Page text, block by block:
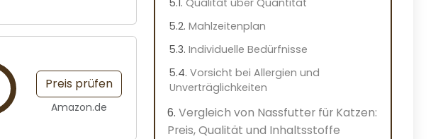
Preis prüfen
Amazon.de
Mahlzeitenplan
Individuelle Bedürfnisse
Vorsicht bei Allergien und
Unverträglichkeiten
Vergleich von Nassfutter für Katzen:
Preis, Qualität und Inhaltsstoffe